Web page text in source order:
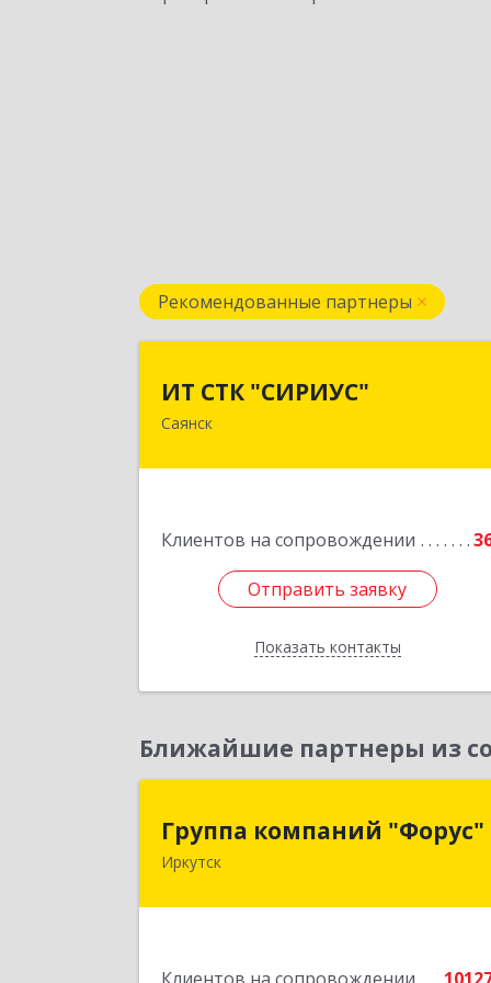
Рекомендованные партнеры
ИТ СТК "СИРИУС"
Саянск
Клиентов на сопровождении
Отправить заявку
Показать контакты
Отправить заявку
Назад
Ближайшие партнеры из
Группа компаний "Форус"
Иркутск
Группа компаний "Форус"
664007, Иркутская обл, Иркутск г,